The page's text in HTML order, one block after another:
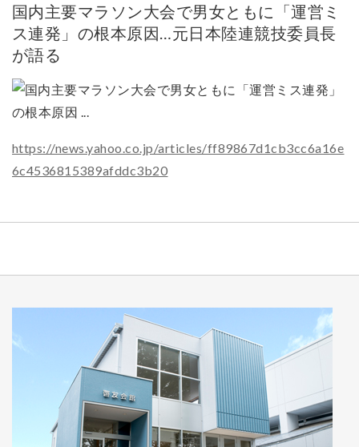
国内主要マラソン大会で男女ともに「運営ミ
ス連発」の根本原因…元日本陸連競技委員長
が語る
https://news.yahoo.co.jp/articles/ff89867d1cb3cc6a16e
6c4536815389afddc3b20